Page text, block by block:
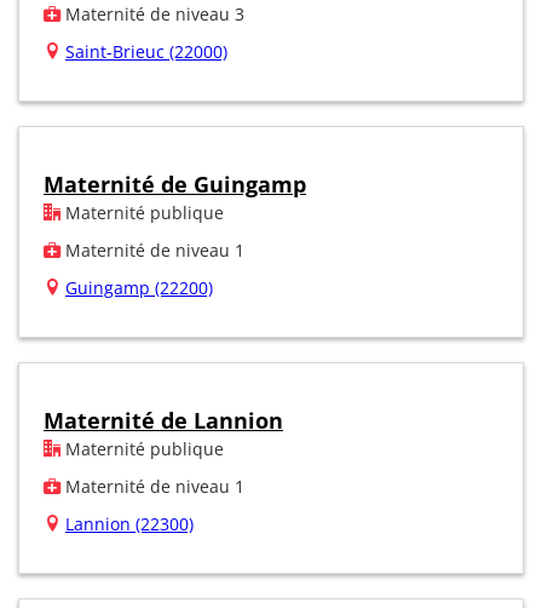
Maternité de niveau 3
Saint-Brieuc (22000)
Maternité de Guingamp
Maternité publique
Maternité de niveau 1
Guingamp (22200)
Maternité de Lannion
Maternité publique
Maternité de niveau 1
Lannion (22300)